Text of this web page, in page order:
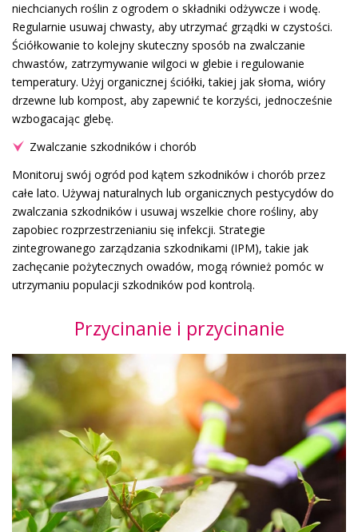
niechcianych roślin z ogrodem o składniki odżywcze i wodę.
Regularnie usuwaj chwasty, aby utrzymać grządki w czystości.
Ściółkowanie to kolejny skuteczny sposób na zwalczanie
chwastów, zatrzymywanie wilgoci w glebie i regulowanie
temperatury. Użyj organicznej ściółki, takiej jak słoma, wióry
drzewne lub kompost, aby zapewnić te korzyści, jednocześnie
wzbogacając glebę.
Zwalczanie szkodników i chorób
Monitoruj swój ogród pod kątem szkodników i chorób przez
całe lato. Używaj naturalnych lub organicznych pestycydów do
zwalczania szkodników i usuwaj wszelkie chore rośliny, aby
zapobiec rozprzestrzenianiu się infekcji. Strategie
zintegrowanego zarządzania szkodnikami (IPM), takie jak
zachęcanie pożytecznych owadów, mogą również pomóc w
utrzymaniu populacji szkodników pod kontrolą.
Przycinanie i przycinanie